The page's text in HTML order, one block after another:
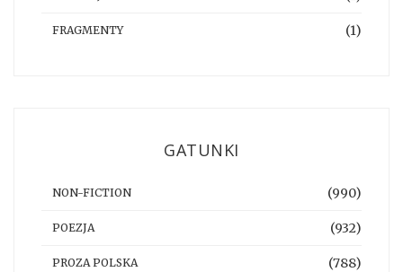
FRAGMENTY (1)
GATUNKI
NON-FICTION (990)
POEZJA (932)
PROZA POLSKA (788)